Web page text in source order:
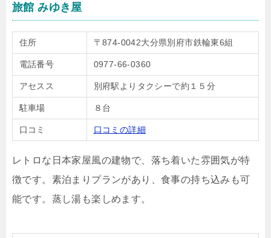
旅館 みゆき屋
住所 〒874-0042大分県別府市鉄輪東6組
電話番号 0977-66-0360
アセスス 別府駅よりタクシーで約１５分
駐車場 ８台
口コミ 口コミの詳細
レトロな日本家屋風の建物で、落ち着いた雰囲気が特
徴です。素泊まりプランがあり、食事の持ち込みも可
能です。蒸し湯も楽しめます。